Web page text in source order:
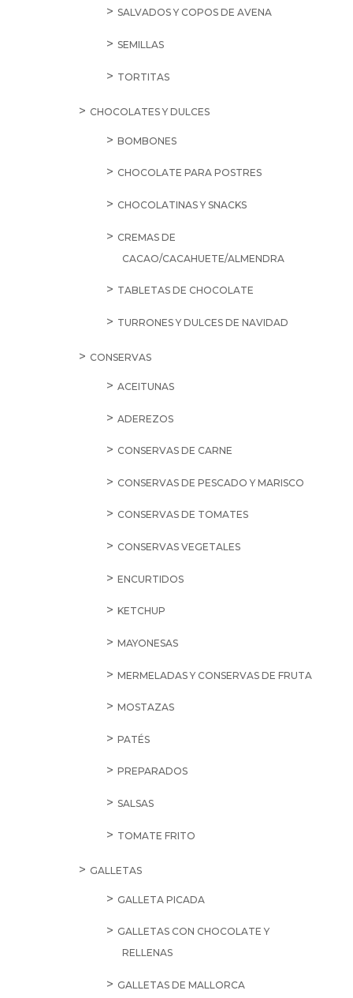
SALVADOS Y COPOS DE AVENA
SEMILLAS
TORTITAS
CHOCOLATES Y DULCES
BOMBONES
CHOCOLATE PARA POSTRES
CHOCOLATINAS Y SNACKS
CREMAS DE
CACAO/CACAHUETE/ALMENDRA
TABLETAS DE CHOCOLATE
TURRONES Y DULCES DE NAVIDAD
CONSERVAS
ACEITUNAS
ADEREZOS
CONSERVAS DE CARNE
CONSERVAS DE PESCADO Y MARISCO
CONSERVAS DE TOMATES
CONSERVAS VEGETALES
ENCURTIDOS
KETCHUP
MAYONESAS
MERMELADAS Y CONSERVAS DE FRUTA
MOSTAZAS
PATÉS
PREPARADOS
SALSAS
TOMATE FRITO
GALLETAS
GALLETA PICADA
GALLETAS CON CHOCOLATE Y
RELLENAS
GALLETAS DE MALLORCA